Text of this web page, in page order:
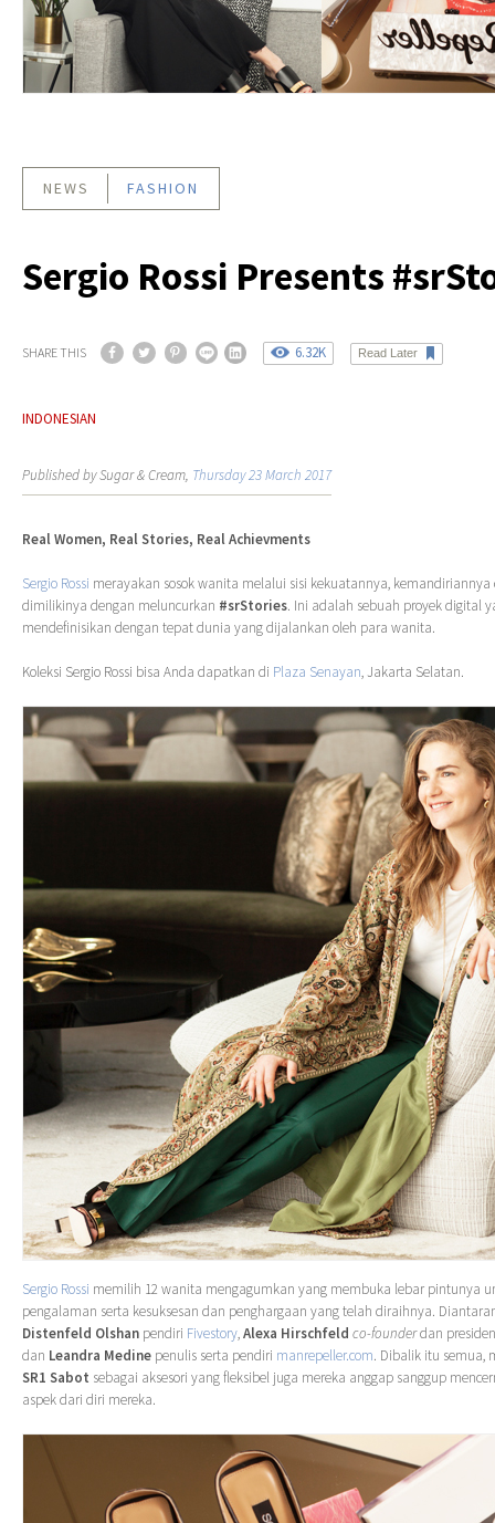
NEWS FASHION
Sergio Rossi Presents
SHARE THIS 6.32K Read Later
INDONESIAN
Published by Sugar & Cream, Thursday 23 March 2017
Real Women, Real Stories, Real Achievments
Sergio Rossi merayakan sosok wanita melalui sisi kekuatannya,
dimilikinya dengan meluncurkan #srStories. Ini adalah sebuah proyek digital
mendefinisikan dengan tepat dunia yang dijalankan oleh para wanita.
Koleksi Sergio Rossi bisa Anda dapatkan di Plaza Senayan, Jakarta Selatan.
Sergio Rossi memilih 12 wanita mengagumkan yang membuka lebar pintunya
pengalaman serta kesuksesan dan penghargaan yang telah diraihnya.
Distenfeld Olshan pendiri Fivestory,Alexa Hirschfeld co-founderdan
dan Leandra Medine penulis serta pendiri manrepeller.com. Dibalik itu semua,
SR1 Sabot sebagai aksesori yang fleksibel juga mereka anggap sanggup
aspek dari diri mereka.